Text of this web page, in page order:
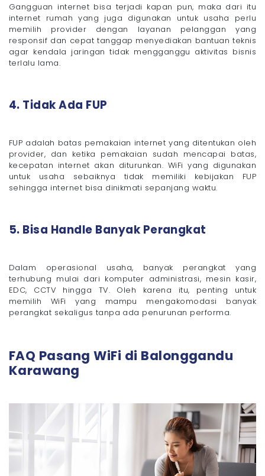
Gangguan internet bisa terjadi kapan pun, maka dari itu
internet rumah yang juga digunakan untuk usaha perlu
memilih provider dengan layanan pelanggan yang
responsif dan cepat tanggap menyediakan bantuan teknis
agar kendala jaringan tidak mengganggu aktivitas bisnis
terlalu lama.
4. Tidak Ada FUP
FUP adalah batas pemakaian internet yang ditentukan oleh
provider, dan ketika pemakaian sudah mencapai batas,
kecepatan internet akan diturunkan. WiFi yang digunakan
untuk usaha sebaiknya tidak memiliki kebijakan FUP
sehingga internet bisa dinikmati sepanjang waktu.
5. Bisa Handle Banyak Perangkat
Dalam operasional usaha, banyak perangkat yang
terhubung mulai dari komputer administrasi, mesin kasir,
EDC, CCTV hingga TV. Oleh karena itu, penting untuk
memilih WiFi yang mampu mengakomodasi banyak
perangkat sekaligus tanpa ada penurunan performa.
FAQ Pasang WiFi di Balonggandu
Karawang